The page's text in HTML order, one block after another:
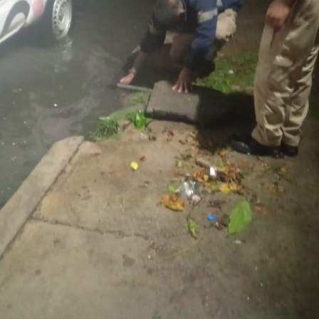
estas labores e invita a
respetarla señalización
instalada, conducir con moderación y atender las
indicaciones
del personal que participa en los trabajos, a
fin de garantizar la seguridad de todas y todos.
Tangamanga prevé refuerzo con Guardia Civil
tras dos su1c1d10s